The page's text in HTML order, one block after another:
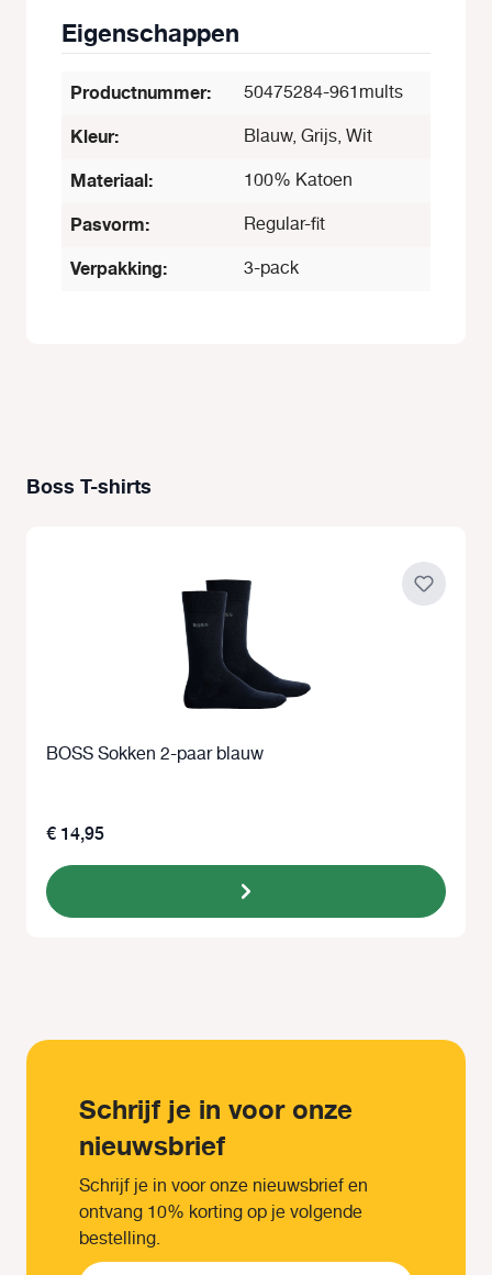
Eigenschappen
Productnummer: 50475284-961mults
Kleur: Blauw, Grijs, Wit
Materiaal: 100% Katoen
Pasvorm: Regular-fit
Verpakking: 3-pack
Productgalerij overslaan
Boss T-shirts
BOSS Sokken 2-paar blauw
€ 14,95
Schrijf je in voor onze
nieuwsbrief
Schrijf je in voor onze nieuwsbrief en
ontvang 10% korting op je volgende
bestelling.